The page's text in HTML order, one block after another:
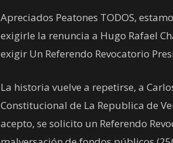
Apreciados Peatones TODOS,
exigirle la renuncia a Hugo Rafael
exigir Un Referendo Revocatorio
La historia vuelve a repetirse, a
Constitucional de La Republica de
acepto, se solicito un Referendo